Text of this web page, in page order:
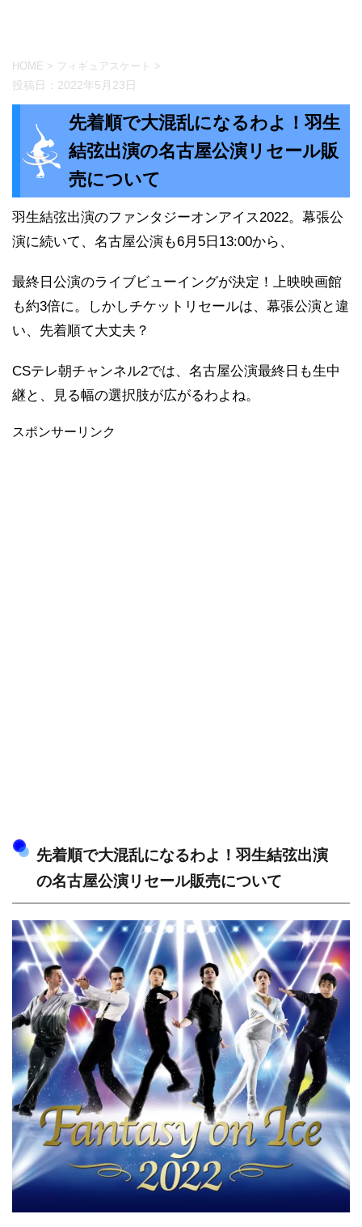
HOME > フィギュアスケート >
投稿日： 2022年5月23日
先着順で大混乱になるわよ！羽生
結弦出演の名古屋公演リセール販
売について
羽生結弦出演のファンタジーオンアイス2022。幕張公
演に続いて、名古屋公演も6月5日13:00から、
最終日公演のライブビューイングが決定！上映映画館
も約3倍に。しかしチケットリセールは、幕張公演と違
い、先着順て大丈夫？
CSテレ朝チャンネル2では、名古屋公演最終日も生中
継と、見る幅の選択肢が広がるわよね。
スポンサーリンク
先着順で大混乱になるわよ！羽生結弦出演
の名古屋公演リセール販売について